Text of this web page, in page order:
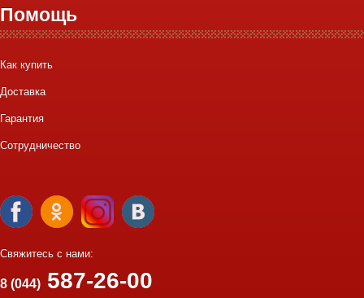
Помощь
Как купить
Доставка
Гарантия
Сотрудничество
Свяжитесь с нами:
8 (044) 587-26-00